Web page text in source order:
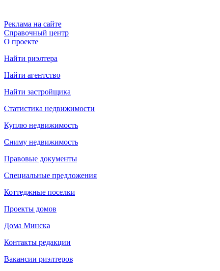
Реклама на сайте
Справочный центр
О проекте
Найти риэлтера
Найти агентство
Найти застройщика
Статистика недвижимости
Куплю недвижимость
Сниму недвижимость
Правовые документы
Специальные предложения
Коттеджные поселки
Проекты домов
Дома Минска
Контакты редакции
Вакансии риэлтеров